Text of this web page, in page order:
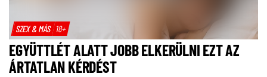
SZEX & MÁS 18+
EGYÜTTLÉT ALATT JOBB ELKERÜLNI EZT AZ
ÁRTATLAN KÉRDÉST